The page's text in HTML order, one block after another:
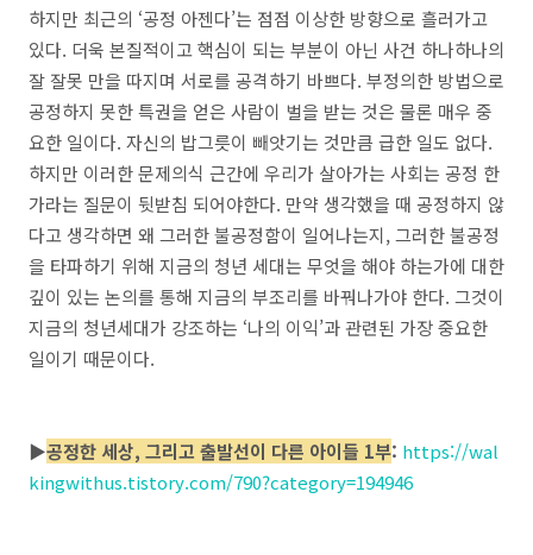
하지만 최근의 ‘공정 아젠다’는 점점 이상한 방향으로 흘러가고
있다. 더욱 본질적이고 핵심이 되는 부분이 아닌 사건 하나하나의
잘 잘못 만을 따지며 서로를 공격하기 바쁘다. 부정의한 방법으로
공정하지 못한 특권을 얻은 사람이 벌을 받는 것은 물론 매우 중
요한 일이다. 자신의 밥그릇이 빼앗기는 것만큼 급한 일도 없다.
하지만 이러한 문제의식 근간에 우리가 살아가는 사회는 공정 한
가라는 질문이 뒷받침 되어야한다. 만약 생각했을 때 공정하지 않
다고 생각하면 왜 그러한 불공정함이 일어나는지,그러한 불공정
을 타파하기 위해 지금의 청년 세대는 무엇을 해야 하는가에 대한
깊이 있는 논의를 통해 지금의 부조리를 바꿔나가야 한다. 그것이
지금의 청년세대가 강조하는 ‘나의 이익’과 관련된 가장 중요한
일이기 때문이다.
▶공정한 세상, 그리고 출발선이 다른 아이들 1부: https://wal
kingwithus.tistory.com/790?category=194946